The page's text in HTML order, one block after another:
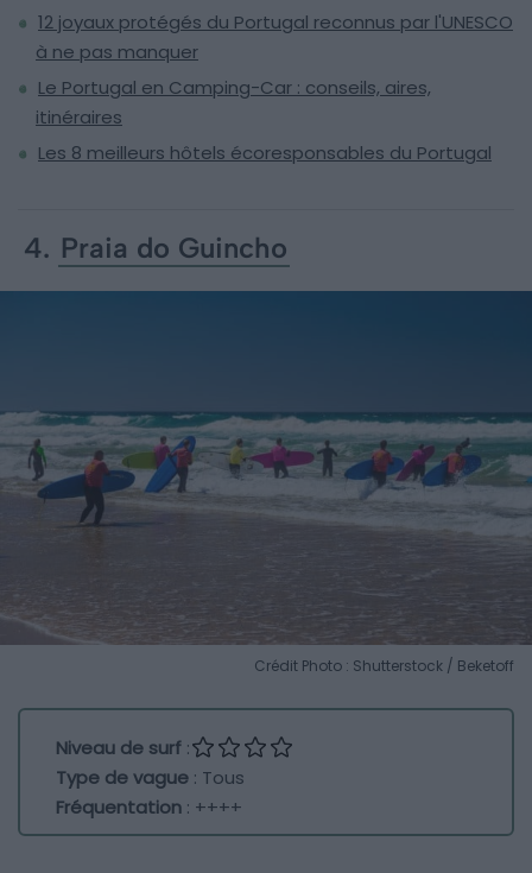
12 joyaux protégés du Portugal reconnus par l'UNESCO
à ne pas manquer
Le Portugal en Camping-Car : conseils, aires,
itinéraires
Les 8 meilleurs hôtels écoresponsables du Portugal
4. Praia do Guincho
Crédit Photo : Shutterstock / Beketoff
Niveau de surf :
Type de vague : Tous
Fréquentation : ++++